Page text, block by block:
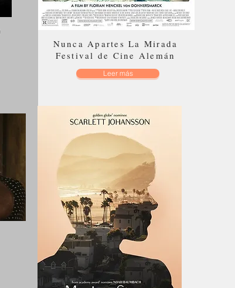
6
Nunca Apartes La Mirada
Festival de Cine Alemán
Leer más